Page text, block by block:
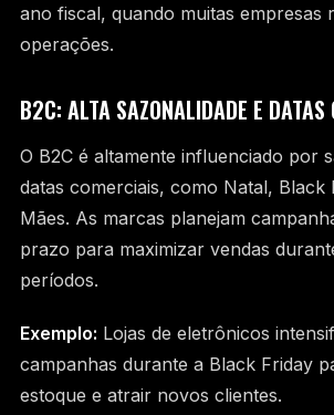
ano fiscal, quando muitas empresas
operações.
B2C: ALTA SAZONALIDADE E DATAS
O B2C é altamente influenciado por
datas comerciais, como Natal, Black
Mães. As marcas planejam
prazo para maximizar vendas
períodos.
Exemplo: Lojas de eletrônicos
campanhas durante a Black Friday
estoque e atrair novos clientes.